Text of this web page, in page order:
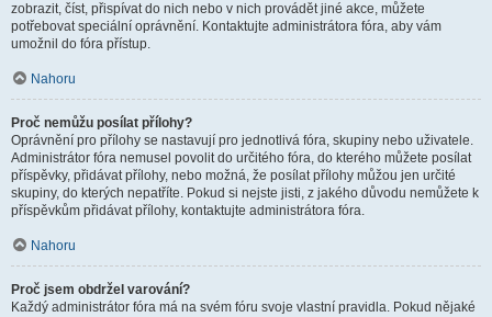
zobrazit, číst, přispívat do nich nebo v nich provádět jiné akce, můžete
potřebovat speciální oprávnění. Kontaktujte administrátora fóra, aby vám
umožnil do fóra přístup.
Nahoru
Proč nemůžu posílat přílohy?
Oprávnění pro přílohy se nastavují pro jednotlivá fóra, skupiny nebo uživatele.
Administrátor fóra nemusel povolit do určitého fóra, do kterého můžete posílat
příspěvky, přidávat přílohy, nebo možná, že posílat přílohy můžou jen určité
skupiny, do kterých nepatříte. Pokud si nejste jisti, z jakého důvodu nemůžete k
příspěvkům přidávat přílohy, kontaktujte administrátora fóra.
Nahoru
Proč jsem obdržel varování?
Každý administrátor fóra má na svém fóru svoje vlastní pravidla. Pokud nějaké